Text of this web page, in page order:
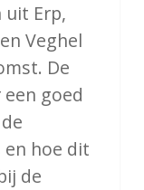
Erp,
Veghel
De
goed
hoe dit
de